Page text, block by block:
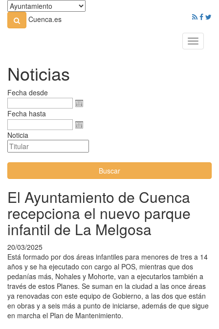
Cuenca.es
Toggle
Noticias
Fecha desde
Fecha hasta
Noticia
Buscar
El Ayuntamiento de Cuenca
recepciona el nuevo parque
infantil de La Melgosa
20/03/2025
Está formado por dos áreas infantiles para menores de tres a 14
años y se ha ejecutado con cargo al POS, mientras que dos
pedanías más, Nohales y Mohorte, van a ejecutarlos también a
través de estos Planes. Se suman en la ciudad a las once áreas
ya renovadas con este equipo de Gobierno, a las dos que están
en obras y a seis más a punto de iniciarse, además de que sigue
en marcha el Plan de Mantenimiento.